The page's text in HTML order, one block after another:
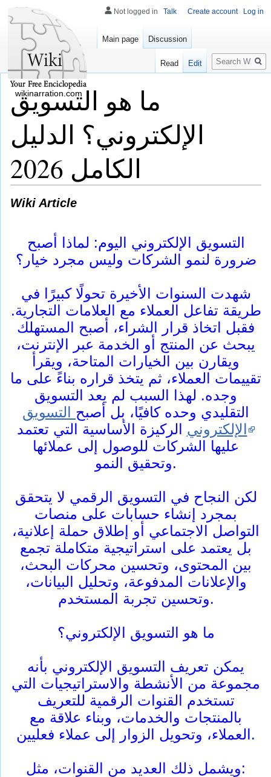
ما هو التسويق
الإلكتروني؟ الدليل
الكامل 2026
Wiki Article
التسويق الإلكتروني اليوم: لماذا أصبح
ضرورة لنمو الشركات وليس مجرد خيار؟
شهدت السنوات الأخيرة تحولًا كبيرًا في
طريقة تفاعل العملاء مع العلامات التجارية.
فقبل اتخاذ قرار الشراء، أصبح المستهلك
يبحث عن المنتج أو الخدمة عبر الإنترنت،
ويقارن بين الخيارات المتاحة، ويقرأ
تقييمات العملاء، ثم يتخذ قراره بناءً على ما
وجده. لهذا السبب لم يعد التسويق
التقليدي وحده كافيًا، بل أصبح التسويق
الإلكتروني الركيزة الأساسية التي تعتمد
عليها الشركات للوصول إلى عملائها
وتحقيق النمو.
لكن النجاح في التسويق الرقمي لا يتحقق
بمجرد إنشاء حسابات على منصات
التواصل الاجتماعي أو إطلاق حملة إعلانية،
بل يعتمد على استراتيجية متكاملة تجمع
بين المحتوى، وتحسين محركات البحث،
والإعلانات المدفوعة، وتحليل البيانات،
وتحسين تجربة المستخدم.
ما هو التسويق الإلكتروني؟
يمكن تعريف التسويق الإلكتروني بأنه
مجموعة من الأنشطة والاستراتيجيات التي
تستخدم القنوات الرقمية للتعريف
بالمنتجات والخدمات، وبناء علاقة مع
العملاء، وتحويل الزوار إلى عملاء فعليين.
ويشمل ذلك العديد من القنوات، مثل:
Not logged in Talk Create account Log in
Main page Discussion
Read Edit
Search
wikinarration.com